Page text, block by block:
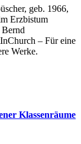
geb. 1966,
Erzbistum
– Für eine
Werke.
Klassenräume